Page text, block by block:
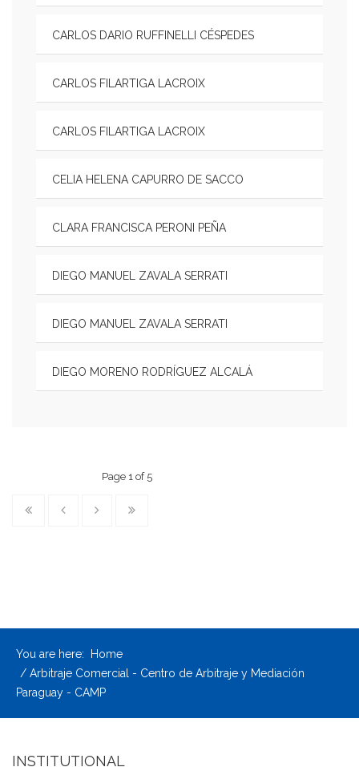
CARLOS DARIO RUFFINELLI CÉSPEDES
CARLOS FILARTIGA LACROIX
CARLOS FILARTIGA LACROIX
CELIA HELENA CAPURRO DE SACCO
CLARA FRANCISCA PERONI PEÑA
DIEGO MANUEL ZAVALA SERRATI
DIEGO MANUEL ZAVALA SERRATI
DIEGO MORENO RODRÍGUEZ ALCALÁ
Page 1 of 5
You are here:
Home
Arbitraje Comercial - Centro de Arbitraje y Mediación
Paraguay - CAMP
INSTITUTIONAL